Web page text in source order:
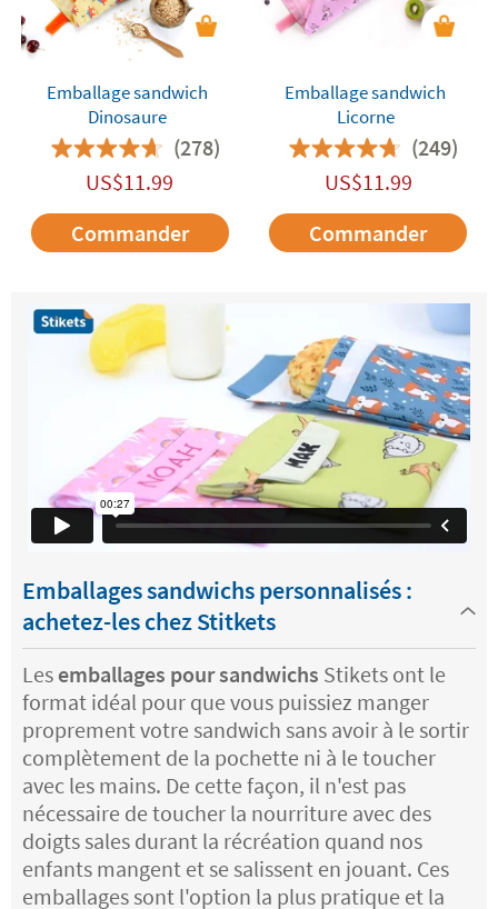
Emballage sandwich
Dinosaure
(278)
US$11.99
Commander
Emballage sandwich
Licorne
(249)
US$11.99
Commander
Emballages sandwichs personnalisés :
achetez-les chez Stitkets
Les emballages pour sandwichs Stikets ont le
format idéal pour que vous puissiez manger
proprement votre sandwich sans avoir à le sortir
complètement de la pochette ni à le toucher
avec les mains. De cette façon, il n'est pas
nécessaire de toucher la nourriture avec des
doigts sales durant la récréation quand nos
enfants mangent et se salissent en jouant. Ces
emballages sont l'option la plus pratique et la